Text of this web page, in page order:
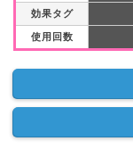
効果タグ
使用回数